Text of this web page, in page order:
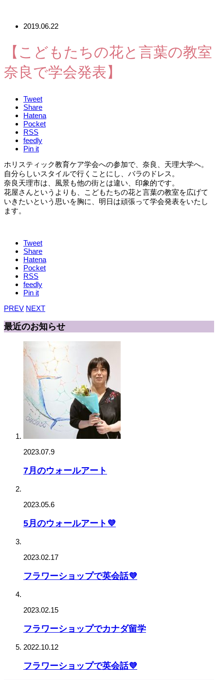
2019.06.22
【こどもたちの花と言葉の教室
奈良で学会発表】
Tweet
Share
Hatena
Pocket
RSS
feedly
Pin it
ホリスティック教育ケア学会への参加で、奈良、天理大学へ。
自分らしいスタイルで行くことにし、バラのドレス。
奈良天理市は、風景も他の街とは違い、印象的です。
花屋さんというよりも、こどもたちの花と言葉の教室を広げて
いきたいという思いを胸に、明日は頑張って学会発表をいたし
ます。
Tweet
Share
Hatena
Pocket
RSS
feedly
Pin it
PREV NEXT
最近のお知らせ
2023.07.9
7月のウォールアート
2023.05.6
5月のウォールアート💜
2023.02.17
フラワーショップで英会話💜
2023.02.15
フラワーショップでカナダ留学
2022.10.12
フラワーショップで英会話💜